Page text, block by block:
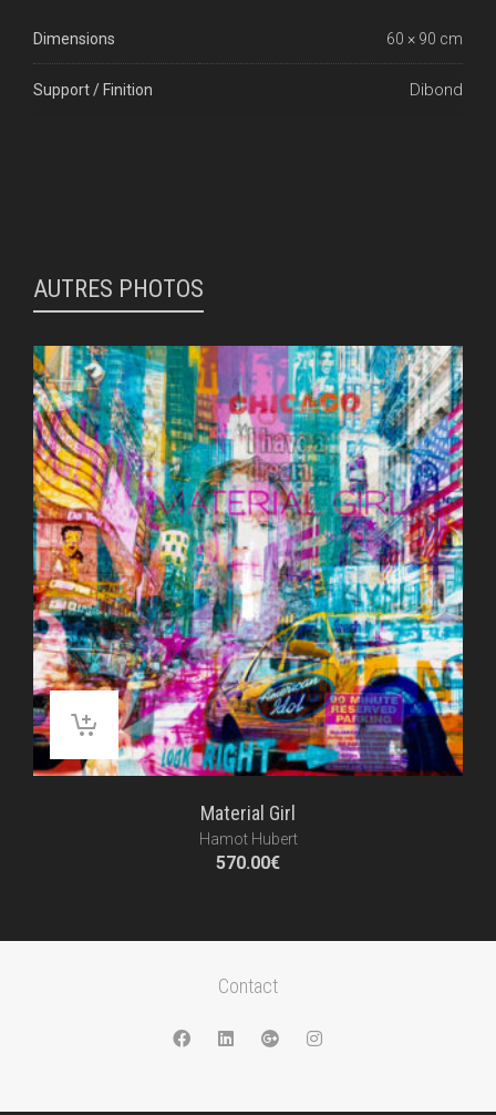
Dimensions 60 × 90 cm
Support / Finition Dibond
AUTRES PHOTOS
Material Girl
Hamot Hubert
570.00€
Contact